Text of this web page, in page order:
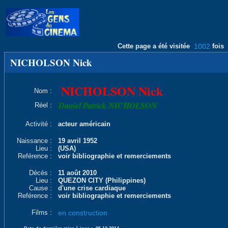
Cette page a été visitée 1002 fois
NICHOLSON Nick
Nom : NICHOLSON Nick
Réel : Daniel Patrick NICHOLSON
Activité : acteur américain
Naissance :
19 avril 1952
Lieu :
(USA)
Reférence :
voir bibliographie et remerciements
Décès :
11 août 2010
Lieu :
QUEZON CITY (Philippines)
Cause :
d'une crise cardiaque
Reférence :
voir bibliographie et remerciements
Films : en construction